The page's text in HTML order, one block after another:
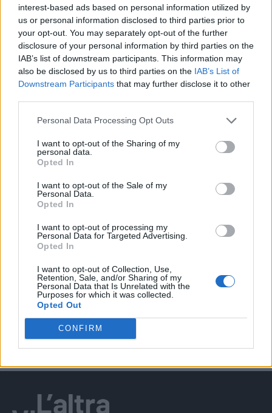
interest-based ads based on personal information utilized by
us or personal information disclosed to third parties prior to
your opt-out. You may separately opt-out of the further
disclosure of your personal information by third parties on the
IAB’s list of downstream participants. This information may
also be disclosed by us to third parties on the IAB’s List of
Downstream Participants that may further disclose it to other
Personal Data Processing Opt Outs
I want to opt-out of the Sharing of my
personal data.
Opted In
I want to opt-out of the Sale of my
Personal Data.
Opted In
I want to opt-out of processing my
Personal Data for Targeted Advertising.
Opted In
I want to opt-out of Collection, Use,
Retention, Sale, and/or Sharing of my
Personal Data that Is Unrelated with the
Purposes for which it was collected.
Opted Out
CONFIRM
EVENTI
Ferragosto: Gallerie d’Italia Intesa
Sanpaolo di Vicenza aperte gratis
Paolo Gnutti premiato come eccellenza
Scledum film festival
EVENTI
Berici in Festival 2026: a Lonigo “Little
EVENTI
“Teatro in casa”: il 5 agosto il primo
spettacolo a Marano Vicentino con Maria